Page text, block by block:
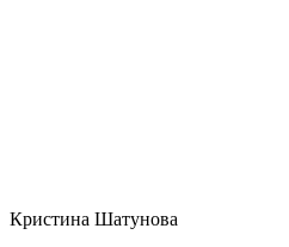
Кристина Шатунова